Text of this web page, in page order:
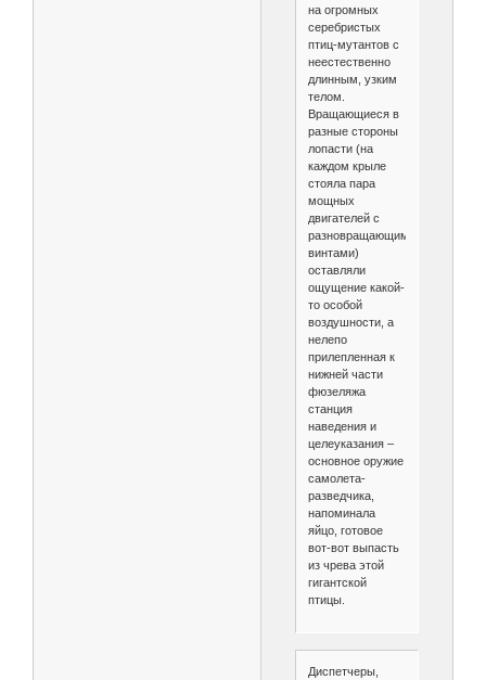
на огромных
серебристых
птиц-мутантов с
неестественно
длинным, узким
телом.
Вращающиеся в
разные стороны
лопасти (на
каждом крыле
стояла пара
мощных
двигателей с
разновращающимися
винтами)
оставляли
ощущение какой-
то особой
воздушности, а
нелепо
прилепленная к
нижней части
фюзеляжа
станция
наведения и
целеуказания –
основное оружие
самолета-
разведчика,
напоминала
яйцо, готовое
вот-вот выпасть
из чрева этой
гигантской
птицы.
Диспетчеры,